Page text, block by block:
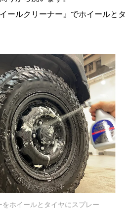
ールクリーナー』でホイールとタ
をホイールとタイヤにスプレー